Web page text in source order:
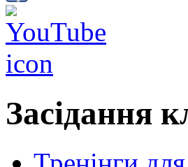
Засідання